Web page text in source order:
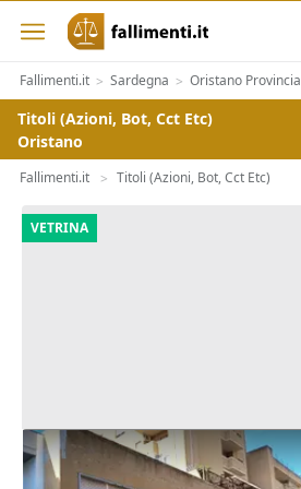
Fallimenti.it > Sardegna > Oristano Provincia
Titoli (Azioni, Bot, Cct Etc)
Oristano
Fallimenti.it > Titoli (Azioni, Bot, Cct Etc)
VETRINA
Asta Uffici e posti auto in
complesso direzionale